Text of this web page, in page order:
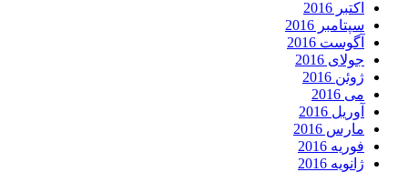
اکتبر 2016
سپتامبر 2016
آگوست 2016
جولای 2016
ژوئن 2016
می 2016
آوریل 2016
مارس 2016
فوریه 2016
ژانویه 2016